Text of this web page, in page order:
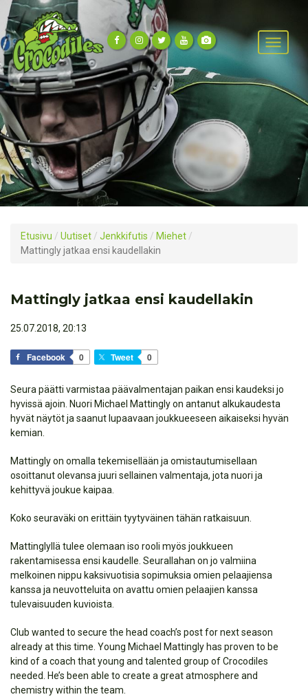
Etusivu / Uutiset / Jenkkifutis / Miehet /
Mattingly jatkaa ensi kaudellakin
Mattingly jatkaa ensi kaudellakin
25.07.2018, 20:13
Facebook 0 Tweet 0
Seura päätti varmistaa päävalmentajan paikan ensi kaudeksi jo
hyvissä ajoin. Nuori Michael Mattingly on antanut alkukaudesta
hyvät näytöt ja saanut lupaavaan joukkueeseen aikaiseksi hyvän
kemian.
Mattingly on omalla tekemisellään ja omistautumisellaan
osoittanut olevansa juuri sellainen valmentaja, jota nuori ja
kehittyvä joukue kaipaa.
Koko seuraväki on erittäin tyytyväinen tähän ratkaisuun.
Mattinglyllä tulee olemaan iso rooli myös joukkueen
rakentamisessa ensi kaudelle. Seurallahan on jo valmiina
melkoinen nippu kaksivuotisia sopimuksia omien pelaajiensa
kanssa ja neuvotteluita on avattu omien pelaajien kanssa
tulevaisuuden kuvioista.
Club wanted to secure the head coach’s post for next season
already at this time. Young Michael Mattingly has proven to be
kind of a coach that young and talented group of Crocodiles
needed. He’s been able to create a great atmosphere and
chemistry within the team.